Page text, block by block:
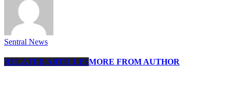
Sentral News
RELATED ARTICLESMORE FROM AUTHOR